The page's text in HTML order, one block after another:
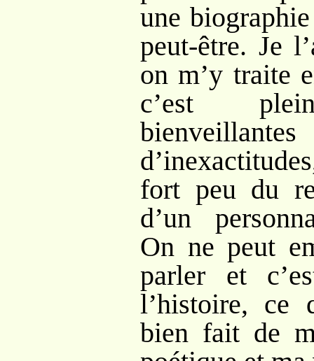
une
peut-être. Je
on m’y traite
c’est plein
fort peu du
d’un
On ne peut
parler et
l’histoire, ce
bien fait de